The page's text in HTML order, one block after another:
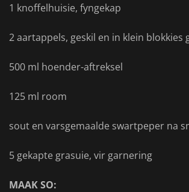
1 knoffelhuisie, fyngekap
2 aartappels, geskil en in klein blokkies
500 ml hoender-aftreksel
125 ml room
sout en varsgemaalde swartpeper na
5 gekapte grasuie, vir garnering
MAAK SO: